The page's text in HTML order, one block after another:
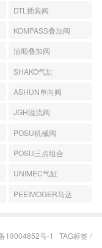
DTL插装阀
KOMPASS叠加阀
油顺叠加阀
SHAKO气缸
ASHUN单向阀
JGH溢流阀
POSU机械阀
POSU三点组合
UNIMEC气缸
PEEIMOGER马达
19004852号-1 TAG标签/